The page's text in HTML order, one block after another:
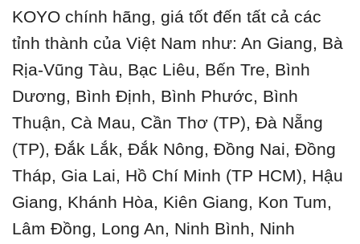
KOYO chính hãng, giá tốt đến tất cả các
tỉnh thành của Việt Nam như: An Giang, Bà
Rịa-Vũng Tàu, Bạc Liêu, Bến Tre, Bình
Dương, Bình Định, Bình Phước, Bình
Thuận, Cà Mau, Cần Thơ (TP), Đà Nẵng
(TP), Đắk Lắk, Đắk Nông, Đồng Nai, Đồng
Tháp, Gia Lai, Hồ Chí Minh (TP HCM), Hậu
Giang, Khánh Hòa, Kiên Giang, Kon Tum,
Lâm Đồng, Long An, Ninh Bình, Ninh